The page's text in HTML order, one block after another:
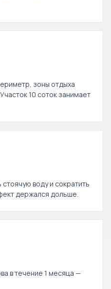
зоны отдыха
10 соток занимает
воду и сократить
держался дольше.
в течение 1 месяца —